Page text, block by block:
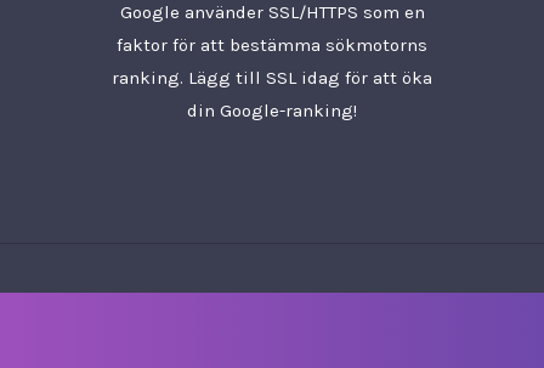
Google använder SSL/HTTPS som en
faktor för att bestämma sökmotorns
ranking. Lägg till SSL idag för att öka
din Google-ranking!